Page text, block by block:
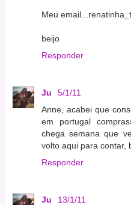
Meu
beijo
Responder
Ju
5/1/11
Anne, acabei que
em portugal
chega semana que
volto aqui para contar,
Responder
Ju
13/1/11